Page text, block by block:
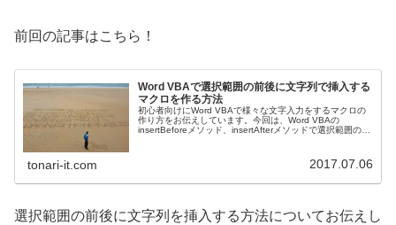
前回の記事はこちら！
Word VBAで選択範囲の前後に文字列で挿入する
マクロを作る方法
初心者向けにWord VBAで様々な文字入力をするマクロの
作り方をお伝えしています。今回は、Word VBAの
insertBeforeメソッド、insertAfterメソッドで選択範囲の前
tonari-it.com 2017.07.06
選択範囲の前後に文字列を挿入する方法についてお伝えし